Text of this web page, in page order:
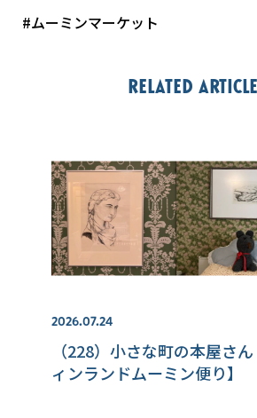
#ムーミンマーケット
Related
2026.07.24
（228）小さな町の本屋さ
ィンランドムーミン便り】